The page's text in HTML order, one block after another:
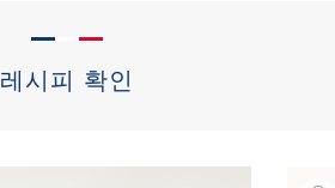
레시피 확인